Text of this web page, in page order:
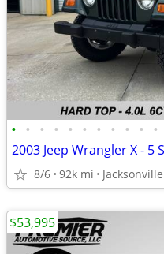
• • • • • • • • • • •
8/6 92k mi Jacksonville
$53,995